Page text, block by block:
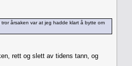
årsaken var at jeg hadde klart å bytte om
rett og slett av tidens tann, og